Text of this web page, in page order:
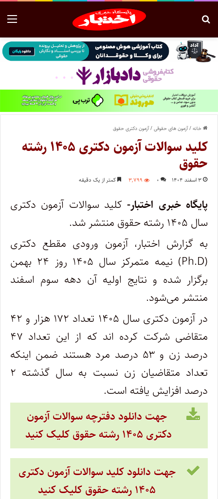
خانه/آزمون های حقوقی/آزمون دکتری حقوق
کلید سوالات آزمون دکتری ۱۴۰۵ رشته
حقوق
۳ اسفند ۱۴۰۴ ۰ ۳,۷۹۹ کمتر از یک دقیقه
پایگاه خبری اختبار-کلید سوالات آزمون دکتری
سال ۱۴۰۵ رشته حقوق منتشر شد.
به گزارش اختبار، آزمون ورودی مقطع دکتری
(Ph.D) نیمه متمرکز سال ۱۴۰۵ روز ۲۴ بهمن
برگزار شده و نتایج اولیه آن دهه سوم اسفند
منتشر می‌شود.
در آزمون دکتری سال ۱۴۰۵ تعداد ۱۷۲ هزار و ۴۲
متقاضی شرکت کرده اند که از این تعداد ۴۷
درصد زن و ۵۳ درصد مرد هستند ضمن اینکه
تعداد متقاضیان زن نسبت به سال گذشته ۲
درصد افزایش یافته است.
جهت دانلود دفترچه سوالات آزمون
دکتری ۱۴۰۵ رشته حقوق کلیک کنید
جهت دانلود کلید سوالات آزمون دکتری
۱۴۰۵ رشته حقوق کلیک کنید